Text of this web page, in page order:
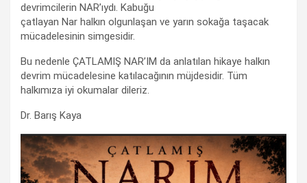
devrimcilerin NAR’ıydı. Kabuğu
çatlayan Nar halkın olgunlaşan ve yarın sokağa taşacak
mücadelesinin simgesidir.
Bu nedenle ÇATLAMIŞ NAR’IM da anlatılan hikaye halkın
devrim mücadelesine katılacağının müjdesidir. Tüm
halkımıza iyi okumalar dileriz.
Dr. Barış Kaya